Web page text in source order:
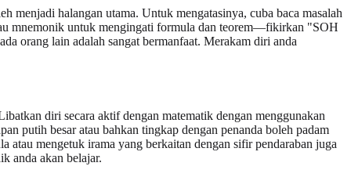
menjadi halangan utama. Untuk mengatasinya, cuba baca masalah
mnemonik untuk mengingati formula dan teorem—fikirkan "SOH
orang lain adalah sangat bermanfaat. Merakam diri anda
diri secara aktif dengan matematik dengan menggunakan
putih besar atau bahkan tingkap dengan penanda boleh padam
atau mengetuk irama yang berkaitan dengan sifir pendaraban juga
anda akan belajar.